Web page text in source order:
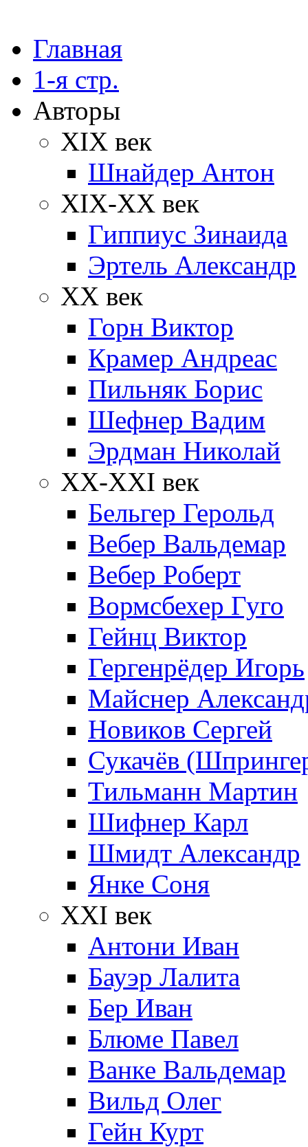
Главная
1-я стр.
Авторы
XIX век
Шнайдер Антон
XIX-XX век
Гиппиус Зинаида
Эртель Александр
XX век
Горн Виктор
Крамер Андреас
Пильняк Борис
Шефнер Вадим
Эрдман Николай
ХХ-XXI век
Бельгер Герольд
Вебер Вальдемар
Вебер Роберт
Вормсбехер Гуго
Гейнц Виктор
Гергенрёдер Игорь
Майснер
Новиков Сергей
Сукачёв
Тильманн Мартин
Шифнер Карл
Шмидт Александр
Янке Соня
XXI век
Антони Иван
Бауэр Лалита
Бер Иван
Блюме Павел
Ванке Вальдемар
Вильд Олег
Гейн Курт